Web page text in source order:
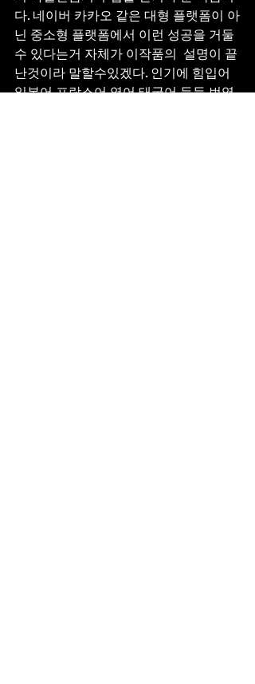
다. 네이버 카카오 같은 대형 플랫폼이 아
닌 중소형 플랫폼에서 이런 성공을 거둘
수 있다는거 자체가 이작품의  설명이 끝
난것이라 말할수있겠다. 인기에 힘입어
일본어,프랑스어,영어,태국어,등등 번역